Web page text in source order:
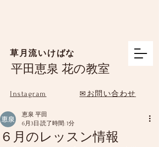
草月流いけばな
平田恵泉 花の教室
Instagram ✉お問い合わせ
６月のレッスン情報
恵泉 平田
6月3日 読了時間: 1分